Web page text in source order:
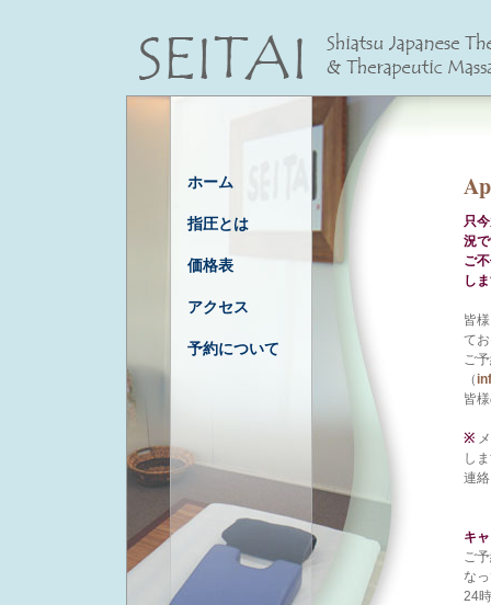
ホーム
指圧とは
価格表
アクセス
予約について
只
況
ご
し
皆
て
ご
（
皆
※
し
連
キ
ご
な
24